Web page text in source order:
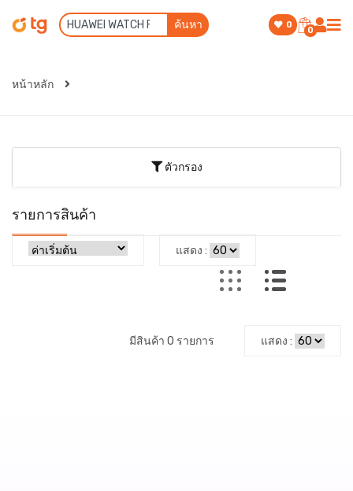
ค้นหา 0
0
หน้าหลัก
ตัวกรอง
รายการสินค้า
แสดง :
มีสินค้า 0 รายการ แสดง :